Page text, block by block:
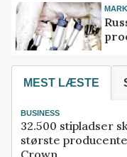
MEST LÆSTE
BUSINESS
32.500 stipladser
største